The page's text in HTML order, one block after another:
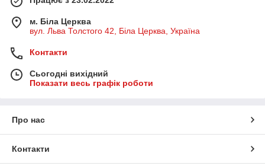
м. Біла Церква
вул. Льва Толстого 42, Біла Церква, Україна
Контакти
Сьогодні вихідний
Показати весь графік роботи
Про нас
Контакти